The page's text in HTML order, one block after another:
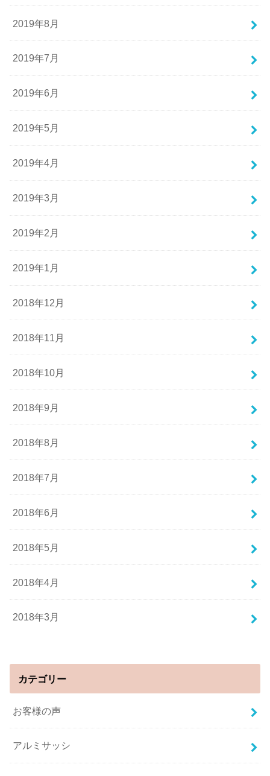
2019年8月
2019年7月
2019年6月
2019年5月
2019年4月
2019年3月
2019年2月
2019年1月
2018年12月
2018年11月
2018年10月
2018年9月
2018年8月
2018年7月
2018年6月
2018年5月
2018年4月
2018年3月
カテゴリー
お客様の声
アルミサッシ